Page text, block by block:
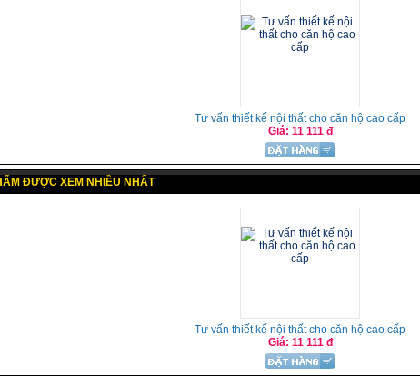
Tư vấn thiết kế nội thất cho căn hộ cao cấp
Giá: 11 111 đ
ĐƯỢC XEM NHIỀU NHẤT
Tư vấn thiết kế nội thất cho căn hộ cao cấp
Giá: 11 111 đ